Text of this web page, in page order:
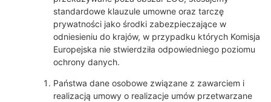
standardowe klauzule umowne oraz tarczę
prywatności jako środki zabezpieczające w
odniesieniu do krajów, w przypadku których Komisja
Europejska nie stwierdziła odpowiedniego poziomu
ochrony danych.
Państwa dane osobowe związane z zawarciem i
realizacją umowy o realizacje umów przetwarzane